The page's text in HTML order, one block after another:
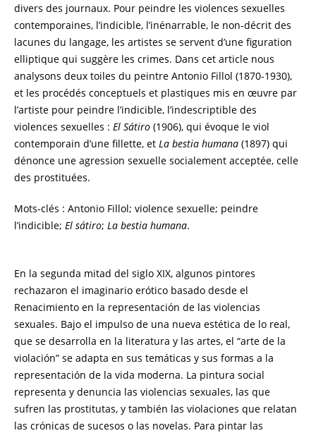
divers des journaux. Pour peindre les violences sexuelles
contemporaines, l’indicible, l’inénarrable, le non-décrit des
lacunes du langage, les artistes se servent d’une figuration
elliptique qui suggère les crimes. Dans cet article nous
analysons deux toiles du peintre Antonio Fillol (1870-1930),
et les procédés conceptuels et plastiques mis en œuvre par
l’artiste pour peindre l’indicible, l’indescriptible des
violences sexuelles : El Sátiro (1906), qui évoque le viol
contemporain d’une fillette, et La bestia humana (1897) qui
dénonce une agression sexuelle socialement acceptée, celle
des prostituées.
Mots-clés : Antonio Fillol; violence sexuelle; peindre
l’indicible; El sátiro; La bestia humana.
En la segunda mitad del siglo XIX, algunos pintores
rechazaron el imaginario erótico basado desde el
Renacimiento en la representación de las violencias
sexuales. Bajo el impulso de una nueva estética de lo real,
que se desarrolla en la literatura y las artes, el “arte de la
violación” se adapta en sus temáticas y sus formas a la
representación de la vida moderna. La pintura social
representa y denuncia las violencias sexuales, las que
sufren las prostitutas, y también las violaciones que relatan
las crónicas de sucesos o las novelas. Para pintar las